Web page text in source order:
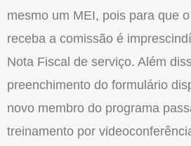
mesmo um MEI, pois para que
receba a comissão é
Nota Fiscal de serviço. Além
preenchimento do formulário
novo membro do programa
treinamento por